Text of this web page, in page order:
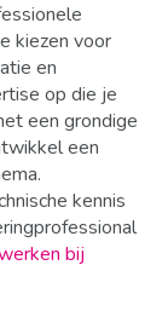
kiezen voor
en
op die je
een grondige
een
kennis
bij